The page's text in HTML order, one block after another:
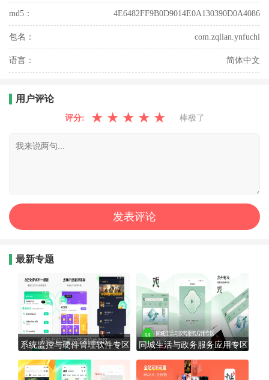
md5： 4E6482FF9B0D9014E0A130390D0A4086
包名： com.zqlian.ynfuchi
语言： 简体中文
用户评论
评分: ★ ★ ★ ★ ★ 棒极了
最新专题
系统监控与硬件管理软件专区 同城生活与政务服务应用专区